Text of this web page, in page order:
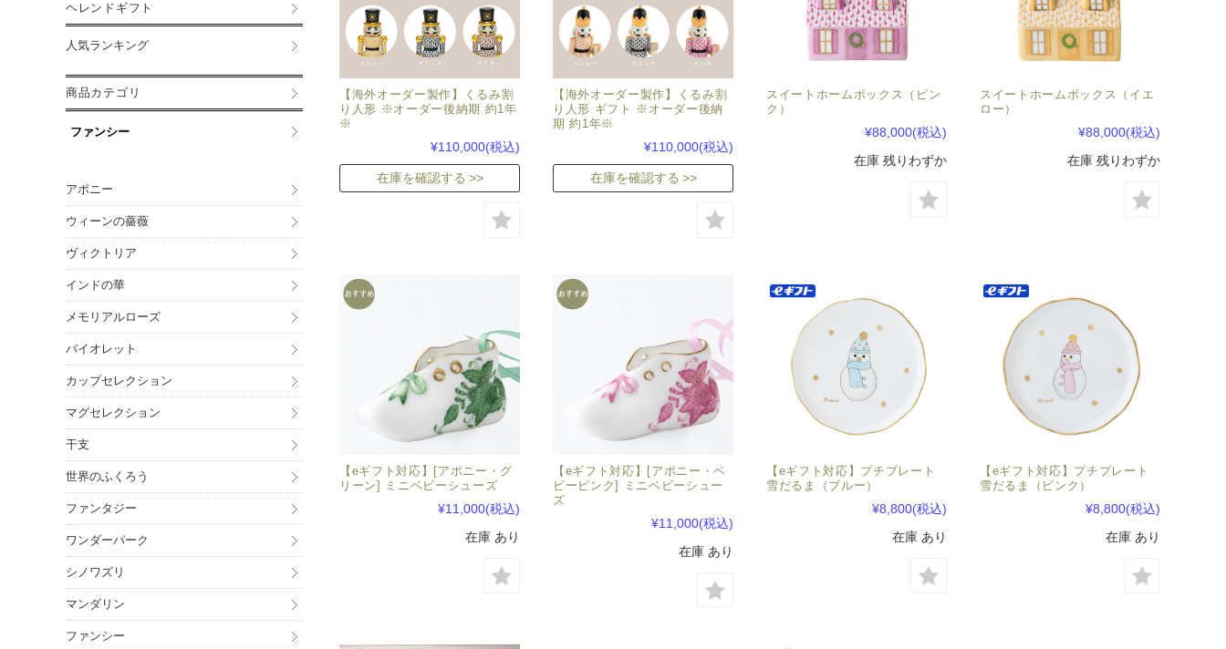
【海外オーダー製作】くるみ割
り人形 ※オーダー後納期 約1年
※
¥110,000(税込)
在庫を確認する
【海外オーダー製作】くるみ割
り人形 ギフト ※オーダー後納
期 約1年※
¥110,000(税込)
在庫を確認する
スイートホームボックス（ピン
ク）
¥88,000(税込)
在庫 残りわずか
スイートホームボックス（イエ
ロー）
¥88,000(税込)
在庫 残りわずか
【eギフト対応】[アポニー・グ
リーン] ミニベビーシューズ
¥11,000(税込)
在庫 あり
【eギフト対応】[アポニー・ベ
ビーピンク] ミニベビーシュー
ズ
¥11,000(税込)
在庫 あり
【eギフト対応】プチプレート
雪だるま（ブルー）
¥8,800(税込)
在庫 あり
【eギフト対応】プチプレート
雪だるま（ピンク）
¥8,800(税込)
在庫 あり
ヘレンドギフト
人気ランキング
商品カテゴリ
ファンシー
アポニー
ウィーンの薔薇
ヴィクトリア
インドの華
メモリアルローズ
バイオレット
カップセレクション
マグセレクション
干支
世界のふくろう
ファンタジー
ワンダーパーク
シノワズリ
マンダリン
ファンシー